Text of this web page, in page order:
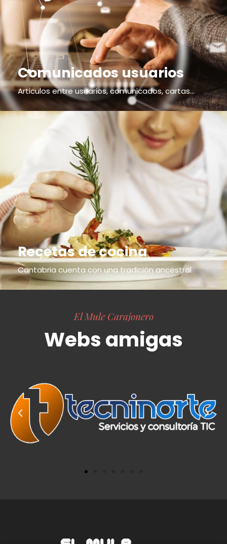
Comunicados usuarios
Articulos entre usuarios, comunicados, cartas...
Recetas de cocina
Cantabria cuenta con una tradición ancestral
El Mule Carajonero
Webs amigas